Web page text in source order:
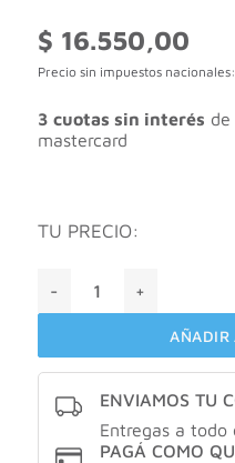
$ 16.550,00
Precio sin impuestos nacionales:
3 cuotas sin interés de
mastercard
TU PRECIO:
AÑADIR
ENVIAMOS TU
Entregas a todo
PAGÁ COMO